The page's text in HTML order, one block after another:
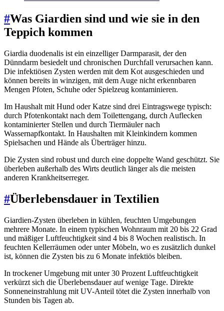
#Was Giardien sind und wie sie in den
Teppich kommen
Giardia duodenalis ist ein einzelliger Darmparasit, der den
Dünndarm besiedelt und chronischen Durchfall verursachen kann.
Die infektiösen Zysten werden mit dem Kot ausgeschieden und
können bereits in winzigen, mit dem Auge nicht erkennbaren
Mengen Pfoten, Schuhe oder Spielzeug kontaminieren.
Im Haushalt mit Hund oder Katze sind drei Eintragswege typisch:
durch Pfotenkontakt nach dem Toilettengang, durch Auflecken
kontaminierter Stellen und durch Tiermäuler nach
Wassernapfkontakt. In Haushalten mit Kleinkindern kommen
Spielsachen und Hände als Überträger hinzu.
Die Zysten sind robust und durch eine doppelte Wand geschützt. Sie
überleben außerhalb des Wirts deutlich länger als die meisten
anderen Krankheitserreger.
#Überlebensdauer in Textilien
Giardien-Zysten überleben in kühlen, feuchten Umgebungen
mehrere Monate. In einem typischen Wohnraum mit 20 bis 22 Grad
und mäßiger Luftfeuchtigkeit sind 4 bis 8 Wochen realistisch. In
feuchten Kellerräumen oder unter Möbeln, wo es zusätzlich dunkel
ist, können die Zysten bis zu 6 Monate infektiös bleiben.
In trockener Umgebung mit unter 30 Prozent Luftfeuchtigkeit
verkürzt sich die Überlebensdauer auf wenige Tage. Direkte
Sonneneinstrahlung mit UV-Anteil tötet die Zysten innerhalb von
Stunden bis Tagen ab.